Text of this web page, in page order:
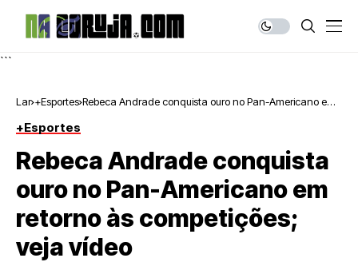
```
Lar +Esportes Rebeca Andrade conquista ouro no Pan-Americano em
+Esportes
Rebeca Andrade conquista
ouro no Pan-Americano em
retorno às competições;
veja vídeo